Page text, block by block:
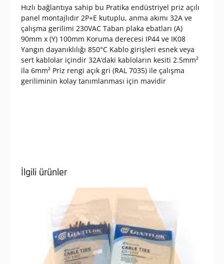
Hızlı bağlantıya sahip bu Pratika endüstriyel priz açılı
panel montajlıdır 2P+E kutuplu, anma akımı 32A ve
çalışma gerilimi 230VAC Taban plaka ebatları (A)
90mm x (Y) 100mm Koruma derecesi IP44 ve IK08
Yangın dayanıklılığı 850°C Kablo girişleri esnek veya
sert kablolar içindir 32A’daki kabloların kesiti 2.5mm²
ila 6mm² Priz rengi açık gri (RAL 7035) ile çalışma
geriliminin kolay tanımlanması için mavidir
İlgili ürünler